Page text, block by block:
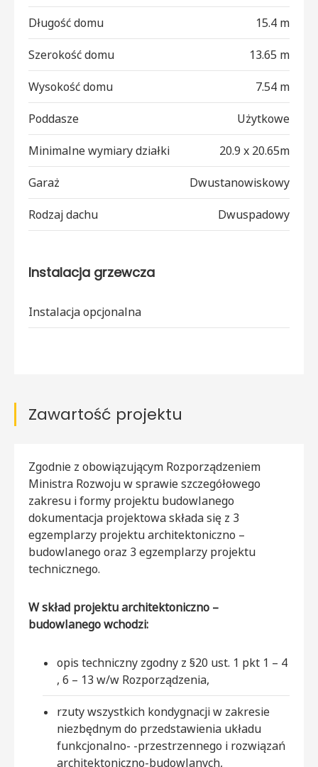
Długość domu 15.4 m
Szerokość domu 13.65 m
Wysokość domu 7.54 m
Poddasze Użytkowe
Minimalne wymiary działki 20.9 x 20.65m
Garaż Dwustanowiskowy
Rodzaj dachu Dwuspadowy
Instalacja grzewcza
Instalacja opcjonalna
Zawartość projektu
Zgodnie z obowiązującym Rozporządzeniem
Ministra Rozwoju w sprawie szczegółowego
zakresu i formy projektu budowlanego
dokumentacja projektowa składa się z 3
egzemplarzy projektu architektoniczno –
budowlanego oraz 3 egzemplarzy projektu
technicznego.
W skład projektu architektoniczno –
budowlanego wchodzi:
opis techniczny zgodny z §20 ust. 1 pkt 1 – 4
, 6 – 13 w/w Rozporządzenia,
rzuty wszystkich kondygnacji w zakresie
niezbędnym do przedstawienia układu
funkcjonalno- -przestrzennego i rozwiązań
architektoniczno-budowlanych,